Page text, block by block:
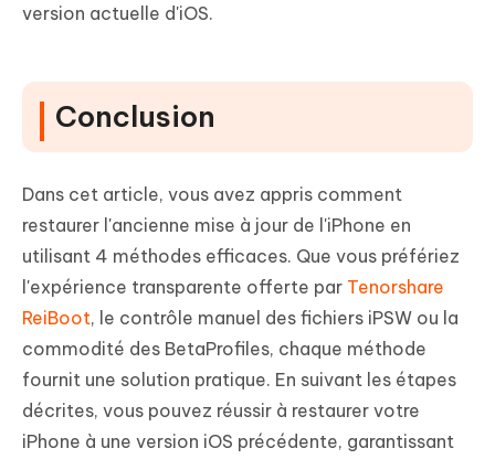
version actuelle d'iOS.
Conclusion
Dans cet article, vous avez appris comment
restaurer l'ancienne mise à jour de l'iPhone en
utilisant 4 méthodes efficaces. Que vous préfériez
l'expérience transparente offerte par Tenorshare
ReiBoot, le contrôle manuel des fichiers iPSW ou la
commodité des BetaProfiles, chaque méthode
fournit une solution pratique. En suivant les étapes
décrites, vous pouvez réussir à restaurer votre
iPhone à une version iOS précédente, garantissant